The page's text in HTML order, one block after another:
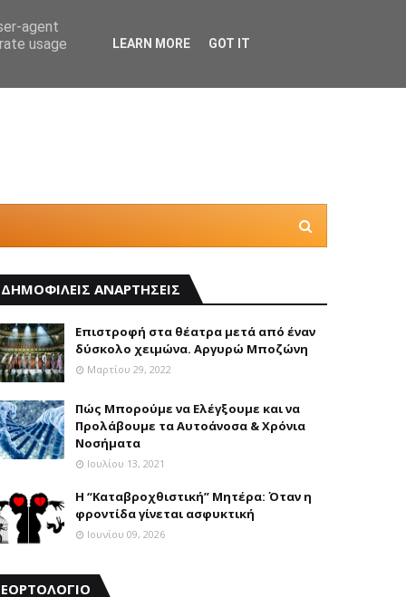
ΔΗΜΟΦΙΛΕΙΣ ΑΝΑΡΤΗΣΕΙΣ
Επιστροφή στα θέατρα μετά από έναν
δύσκολο χειμώνα. Αργυρώ Μποζώνη
Μαρτίου 29, 2022
Πώς Μπορούμε να Ελέγξουμε και να
Προλάβουμε τα Αυτοάνοσα & Χρόνια
Νοσήματα
Ιουλίου 13, 2021
Η “Καταβροχθιστική” Mητέρα: Όταν η
φροντίδα γίνεται ασφυκτική
Ιουνίου 09, 2026
ΕΟΡΤΟΛΟΓΙΟ
agent
usage
LEARN MORE GOT IT